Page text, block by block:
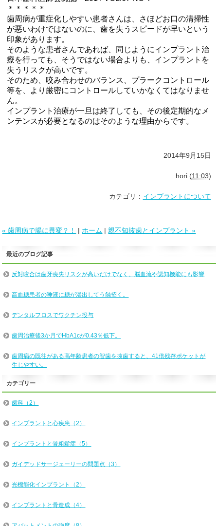
＊＊＊＊＊
歯周病が重症化しやすい患者さんは、さほどお口の清掃性
が悪いわけではないのに、歯を失うスピードが早いという
印象があります。
そのような患者さんであれば、同じようにインプラント治
療を行っても、そうではない場合よりも、インプラントを
失うリスクが高いです。
そのため、咬み合わせのバランス、プラークコントロール
等を、より厳密にコントロールしていかなくてはなりませ
ん。
インプラント治療が一旦は終了しても、その後定期的なメ
ンテンスが必要となるのはそのような理由からです。
2014年9月15日
hori(11:03)
カテゴリ： インプラントについて
« 歯周病で腸に異変？！ | ホーム |親不知抜歯とインプラント »
最近のブログ記事
反対咬合は歯牙喪失リスクが高いだけでなく、脳血流や認知機能にも影響
高血糖患者の唾液に糖が滲出してう蝕招く。
デンタルフロスでワクチン投与
歯周治療後3か月でHbA1cが0.43％低下。
歯周病の既往がある高年齢患者の智歯を抜歯すると、41倍残存ポケットが
生じやすい。
カテゴリー
歯科（2）
インプラントと心疾患（2）
インプラントと骨粗鬆症（5）
ガイデッドサージェーリーの問題点（3）
光機能化インプラント（2）
インプラントと骨造成（4）